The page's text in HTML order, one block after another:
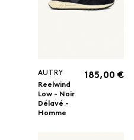
AUTRY
Reelwind
Low - Noir
Délavé -
Homme
185,00 €